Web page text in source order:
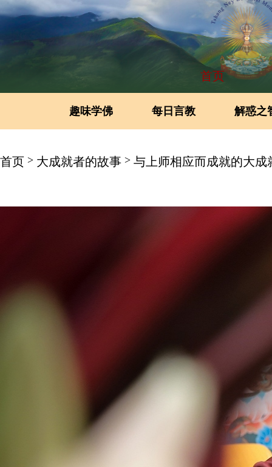
首页
趣味学佛 每日言教 解惑之
首页 > 大成就者的故事 > 与上师相应而成就的大成